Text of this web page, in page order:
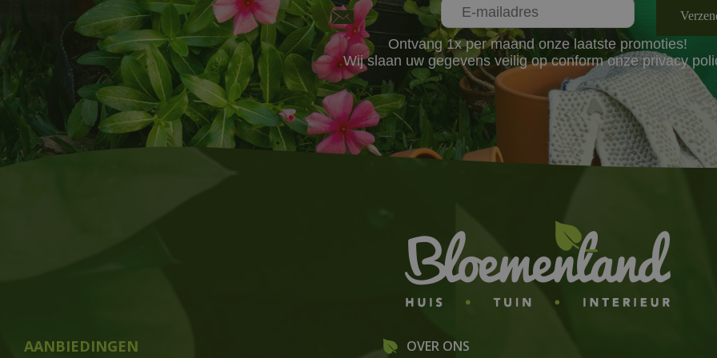
Ontvang 1x per maand onze laatste promoties!
Wij slaan uw gegevens veilig op conform onzeprivacy
AANBIEDINGEN OVER ONS